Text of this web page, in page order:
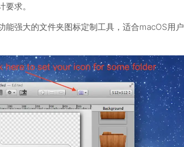
求。
强大的文件夹图标定制工具，适合macOS用户